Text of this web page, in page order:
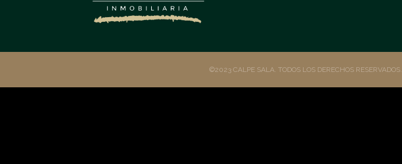
©2023 CALPE SALA. TODOS LOS DERECHOS RESERVADOS.